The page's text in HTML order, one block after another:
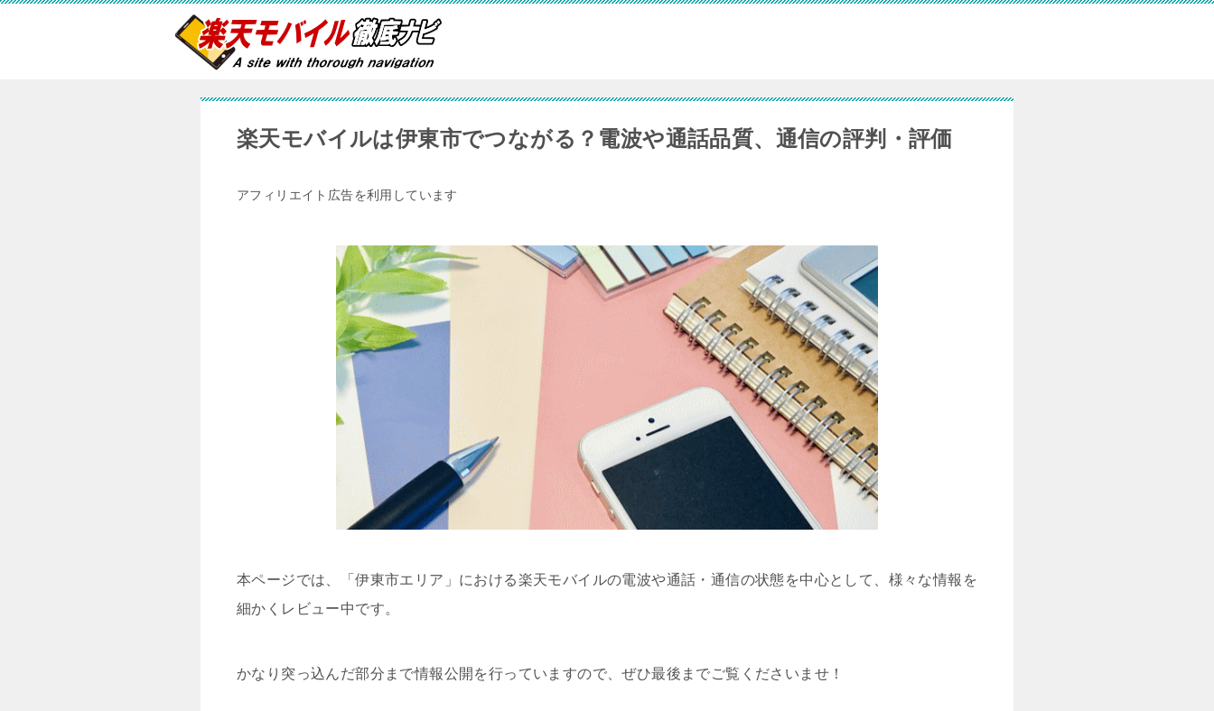
楽天モバイルは伊東市でつながる？電波や通話品質、通信の評判・評価
アフィリエイト広告を利用しています
本ページでは、「伊東市エリア」における楽天モバイルの電波や通話・通信の状態を中心として、様々な情報を
細かくレビュー中です。
かなり突っ込んだ部分まで情報公開を行っていますので、ぜひ最後までご覧くださいませ！